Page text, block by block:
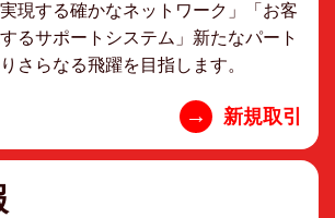
実現する確かなネットワーク」「お客
るサポートシステム」新たなパート
さらなる飛躍を目指します。
→ 新規取引